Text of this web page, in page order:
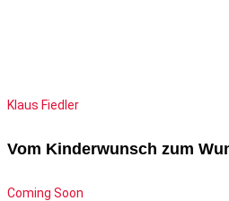
Klaus Fiedler
Vom Kinderwunsch zum
Coming Soon